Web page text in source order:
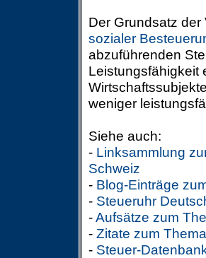
Der Grundsatz
sozialer
abzuführenden
Leistungsfähigkeit
weniger
Siehe auch:
- Linksammlung
Schweiz
- Blog-Einträge
- Steueruhr
-Aufsätze zum
- Zitate zum
- Steuer-